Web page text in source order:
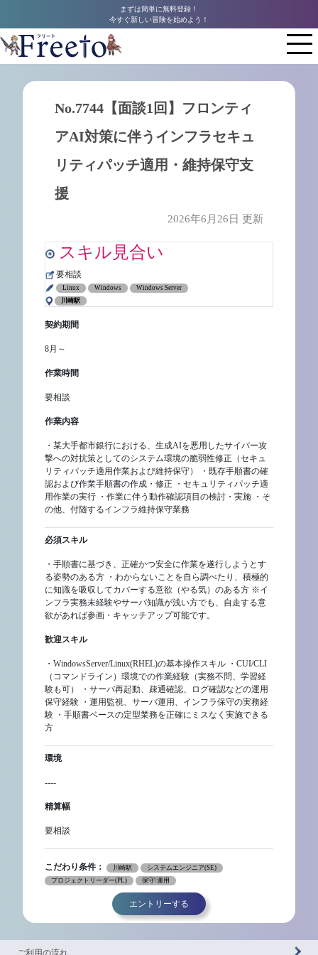
まずは簡単に無料登録！
今すぐ新しい冒険を始めよう！
No.7744【面談1回】フロンティ
アAI対策に伴うインフラセキュ
リティパッチ適用・維持保守支
援
2026年6月26日 更新
スキル見合い
要相談
Linux Windows
Windows Server
川崎駅
契約期間
8月～
作業時間
要相談
作業内容
・某大手都市銀行における、生成AIを悪用したサイバー攻
撃への対抗策としてのシステム環境の脆弱性修正（セキュ
リティパッチ適用作業および維持保守） ・既存手順書の確
認および作業手順書の作成・修正 ・セキュリティパッチ適
用作業の実行 ・作業に伴う動作確認項目の検討・実施 ・そ
の他、付随するインフラ維持保守業務
必須スキル
・手順書に基づき、正確かつ安全に作業を遂行しようとす
る姿勢のある方 ・わからないことを自ら調べたり、積極的
に知識を吸収してカバーする意欲（やる気）のある方 ※イ
ンフラ実務未経験やサーバ知識が浅い方でも、自走する意
欲があれば参画・キャッチアップ可能です。
歓迎スキル
・WindowsServer/Linux(RHEL)の基本操作スキル ・CUI/CLI
（コマンドライン）環境での作業経験（実務不問、学習経
験も可） ・サーバ再起動、疎通確認、ログ確認などの運用
保守経験 ・運用監視、サーバ運用、インフラ保守の実務経
験 ・手順書ベースの定型業務を正確にミスなく実施できる
方
環境
----
精算幅
要相談
こだわり条件： 川崎駅
システムエンジニア(SE)
プロジェクトリーダー(PL)
保守/運用
エントリーする
ご利用の流れ